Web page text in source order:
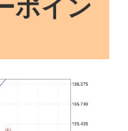
ポイン